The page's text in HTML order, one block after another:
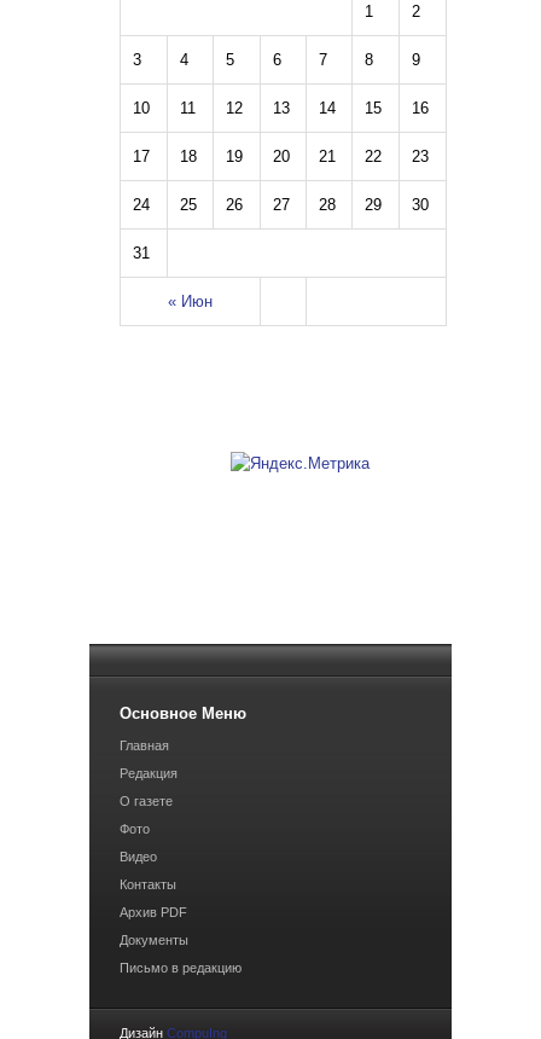
« Июн
1 2
3 4 5 6 7 8 9
10 11 12 13 14 15 16
17 18 19 20 21 22 23
24 25 26 27 28 29 30
31
Основное Меню
Главная
Редакция
О газете
Фото
Видео
Контакты
Архив PDF
Документы
Письмо в редакцию
Дизайн CompuIng